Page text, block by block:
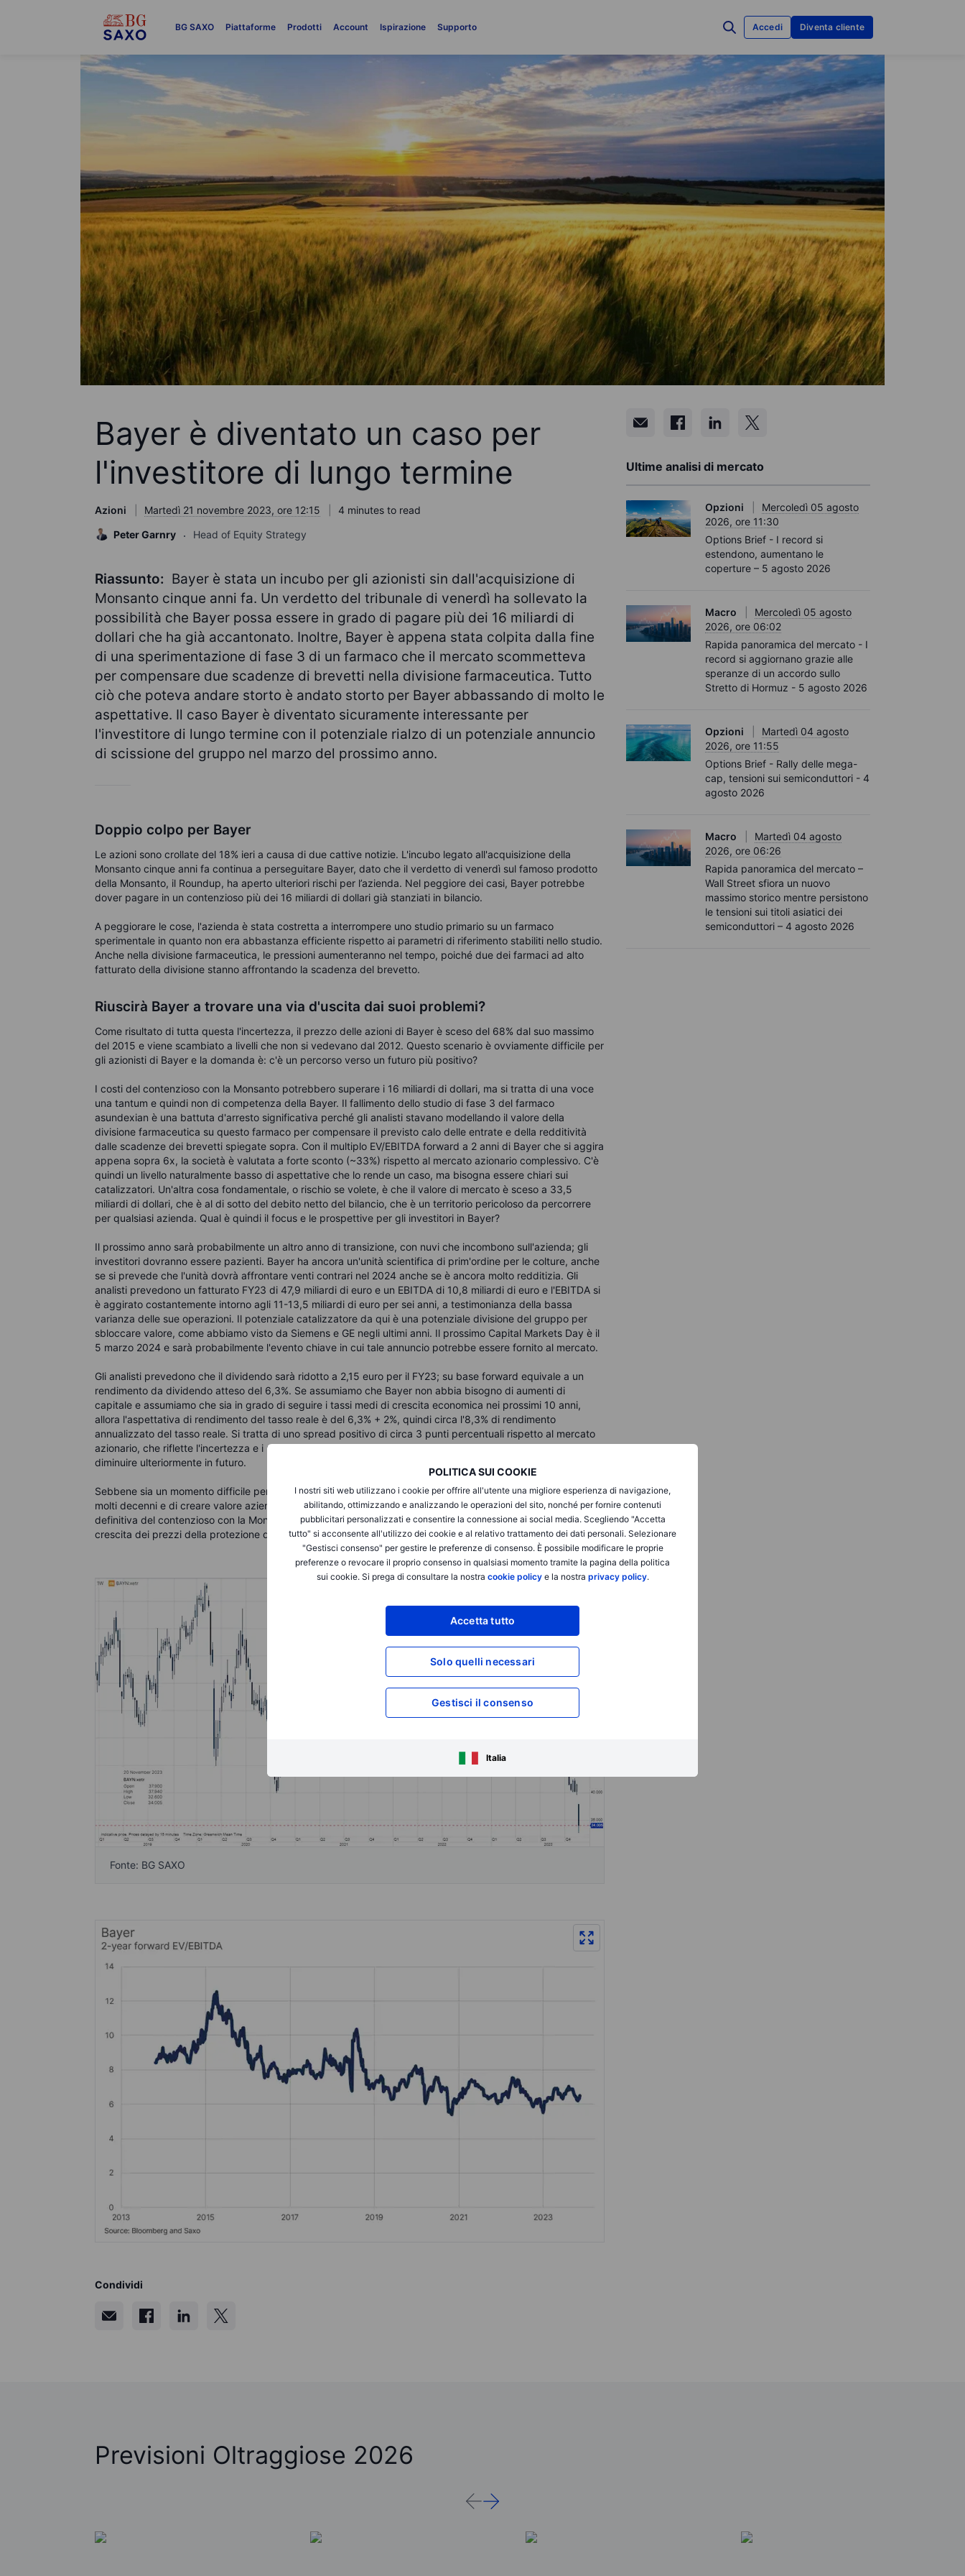
BG SAXO Piattaforme Prodotti Account Ispirazione Supporto Accedi Diventa cliente
POLITICA SUI COOKIE
I nostri siti web utilizzano i cookie per offrire all'utente una migliore esperienza di navigazione,
abilitando, ottimizzando e analizzando le operazioni del sito, nonché per fornire contenuti
pubblicitari personalizzati e consentire la connessione ai social media. Scegliendo "Accetta
tutto" si acconsente all'utilizzo dei cookie e al relativo trattamento dei dati personali. Selezionare
"Gestisci consenso" per gestire le preferenze di consenso. È possibile modificare le proprie
preferenze o revocare il proprio consenso in qualsiasi momento tramite la pagina della politica
sui cookie. Si prega di consultare la nostra cookie policye la nostra privacy policy.
Accetta tutto
Solo quelli necessari
Gestisci il consenso
Italia
Bayer è diventato un caso per
l'investitore di lungo termine
Azioni Martedì 21 novembre 2023, ore 12:15
4 minutes to read
Peter Garnry
Head of Equity Strategy
Riassunto: Bayer è stata un incubo per gli azionisti sin dall'acquisizione di
Monsanto cinque anni fa. Un verdetto del tribunale di venerdì ha sollevato la
possibilità che Bayer possa essere in grado di pagare più dei 16 miliardi di
dollari che ha già accantonato. Inoltre, Bayer è appena stata colpita dalla fine
di una sperimentazione di fase 3 di un farmaco che il mercato scommetteva
per compensare due scadenze di brevetti nella divisione farmaceutica. Tutto
ciò che poteva andare storto è andato storto per Bayer abbassando di molto le
aspettative. Il caso Bayer è diventato sicuramente interessante per
l'investitore di lungo termine con il potenziale rialzo di un potenziale annuncio
di scissione del gruppo nel marzo del prossimo anno.
Doppio colpo per Bayer
Le azioni sono crollate del 18% ieri a causa di due cattive notizie. L'incubo legato all'acquisizione della
Monsanto cinque anni fa continua a perseguitare Bayer, dato che il verdetto di venerdì sul famoso prodotto
della Monsanto, il Roundup, ha aperto ulteriori rischi per l’azienda. Nel peggiore dei casi, Bayer potrebbe
dover pagare in un contenzioso più dei 16 miliardi di dollari già stanziati in bilancio.
A peggiorare le cose, l'azienda è stata costretta a interrompere uno studio primario su un farmaco
sperimentale in quanto non era abbastanza efficiente rispetto ai parametri di riferimento stabiliti nello studio.
Anche nella divisione farmaceutica, le pressioni aumenteranno nel tempo, poiché due dei farmaci ad alto
fatturato della divisione stanno affrontando la scadenza del brevetto.
Riuscirà Bayer a trovare una via d'uscita dai suoi problemi?
Come risultato di tutta questa l'incertezza, il prezzo delle azioni di Bayer è sceso del 68% dal suo massimo
del 2015 e viene scambiato a livelli che non si vedevano dal 2012. Questo scenario è ovviamente difficile per
gli azionisti di Bayer e la domanda è: c'è un percorso verso un futuro più positivo?
I costi del contenzioso con la Monsanto potrebbero superare i 16 miliardi di dollari, ma si tratta di una voce
una tantum e quindi non di competenza della Bayer. Il fallimento dello studio di fase 3 del farmaco
asundexian è una battuta d'arresto significativa perché gli analisti stavano modellando il valore della
divisione farmaceutica su questo farmaco per compensare il previsto calo delle entrate e della redditività
dalle scadenze dei brevetti spiegate sopra. Con il multiplo EV/EBITDA forward a 2 anni di Bayer che si aggira
appena sopra 6x, la società è valutata a forte sconto (~33%) rispetto al mercato azionario complessivo. C'è
quindi un livello naturalmente basso di aspettative che lo rende un caso, ma bisogna essere chiari sui
catalizzatori. Un'altra cosa fondamentale, o rischio se volete, è che il valore di mercato è sceso a 33,5
miliardi di dollari, che è al di sotto del debito netto del bilancio, che è un territorio pericoloso da percorrere
per qualsiasi azienda. Qual è quindi il focus e le prospettive per gli investitori in Bayer?
Il prossimo anno sarà probabilmente un altro anno di transizione, con nuvi che incombono sull'azienda; gli
investitori dovranno essere pazienti. Bayer ha ancora un'unità scientifica di prim'ordine per le colture, anche
se si prevede che l'unità dovrà affrontare venti contrari nel 2024 anche se è ancora molto redditizia. Gli
analisti prevedono un fatturato FY23 di 47,9 miliardi di euro e un EBITDA di 10,8 miliardi di euro e l'EBITDA si
è aggirato costantemente intorno agli 11-13,5 miliardi di euro per sei anni, a testimonianza della bassa
varianza delle sue operazioni. Il potenziale catalizzatore da qui è una potenziale divisione del gruppo per
sbloccare valore, come abbiamo visto da Siemens e GE negli ultimi anni. Il prossimo Capital Markets Day è il
5 marzo 2024 e sarà probabilmente l'evento chiave in cui tale annuncio potrebbe essere fornito al mercato.
Gli analisti prevedono che il dividendo sarà ridotto a 2,15 euro per il FY23; su base forward equivale a un
rendimento da dividendo atteso del 6,3%. Se assumiamo che Bayer non abbia bisogno di aumenti di
capitale e assumiamo che sia in grado di seguire i tassi medi di crescita economica nei prossimi 10 anni,
allora l'aspettativa di rendimento del tasso reale è del 6,3% + 2%, quindi circa l'8,3% di rendimento
annualizzato del tasso reale. Si tratta di uno spread positivo di circa 3 punti percentuali rispetto al mercato
azionario, che riflette l'incertezza e i rischi legati all'investimento in Bayer e il rischio che i dividendi possano
diminuire ulteriormente in futuro.
Sebbene sia un momento difficile per Bayer, l'azienda ha dimostrato la sua capacità di crescere nel corso di
molti decenni e di creare valore aziendale. Un investitore a lungo termine in Bayer ipotizza una risoluzione
definitiva del contenzioso con la Monsanto, una probabile separazione di attività, una stabilizzazione o
crescita dei prezzi della protezione delle colture in futuro. Tutto ciò richiederà molta pazienza.
Fonte: BG SAXO
Condividi
Ultime analisi di mercato
Opzioni
Mercoledì 05 agosto
2026, ore 11:30
Options Brief - I record si
estendono, aumentano le
coperture – 5 agosto 2026
Macro
Mercoledì 05 agosto
2026, ore 06:02
Rapida panoramica del mercato - I
record si aggiornano grazie alle
speranze di un accordo sullo
Stretto di Hormuz - 5 agosto 2026
Opzioni
Martedì 04 agosto
2026, ore 11:55
Options Brief - Rally delle mega-
cap, tensioni sui semiconduttori - 4
agosto 2026
Macro
Martedì 04 agosto
2026, ore 06:26
Rapida panoramica del mercato –
Wall Street sfiora un nuovo
massimo storico mentre persistono
le tensioni sui titoli asiatici dei
semiconduttori – 4 agosto 2026
Previsioni Oltraggiose 2026